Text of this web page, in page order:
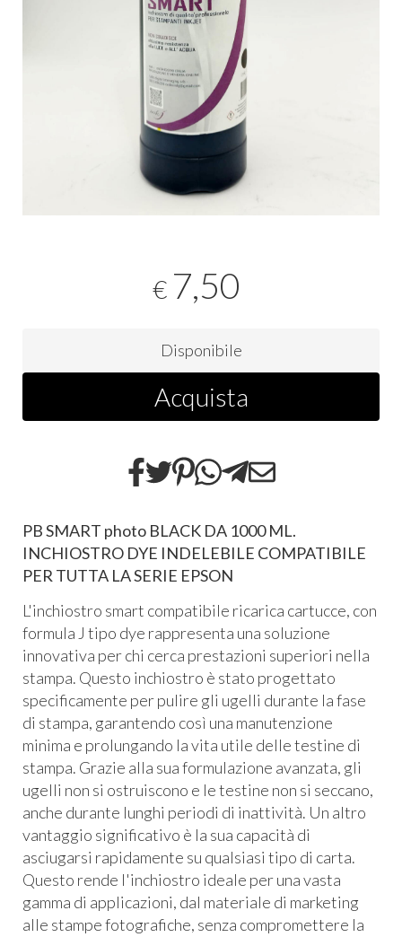
€ 7,50
Disponibile
Acquista
PB SMART photo BLACK DA 1000 ML.
INCHIOSTRO DYE INDELEBILE COMPATIBILE
PER TUTTA LA SERIE EPSON
L'inchiostro smart compatibile ricarica cartucce, con
formula J tipo dye rappresenta una soluzione
innovativa per chi cerca prestazioni superiori nella
stampa. Questo inchiostro è stato progettato
specificamente per pulire gli ugelli durante la fase
di stampa, garantendo così una manutenzione
minima e prolungando la vita utile delle testine di
stampa. Grazie alla sua formulazione avanzata, gli
ugelli non si ostruiscono e le testine non si seccano,
anche durante lunghi periodi di inattività. Un altro
vantaggio significativo è la sua capacità di
asciugarsi rapidamente su qualsiasi tipo di carta.
Questo rende l'inchiostro ideale per una vasta
gamma di applicazioni, dal materiale di marketing
alle stampe fotografiche, senza compromettere la